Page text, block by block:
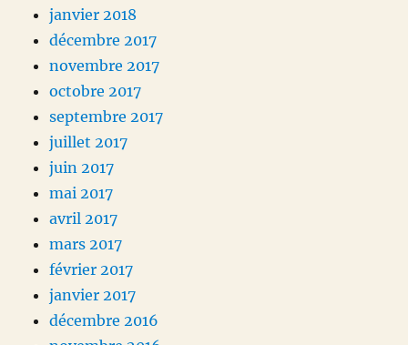
janvier 2018
décembre 2017
novembre 2017
octobre 2017
septembre 2017
juillet 2017
juin 2017
mai 2017
avril 2017
mars 2017
février 2017
janvier 2017
décembre 2016